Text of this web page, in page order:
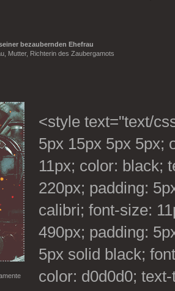
bezaubernden Ehefrau
Mutter, Richterin des Zaubergamots
<style text="text/
5px 15px 5px 5px;
11px; color: black;
220px; padding:
calibri; font-size:
490px; padding:
5px solid black;
color: d0d0d0;